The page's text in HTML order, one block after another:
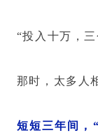
“投入十万，
那时，太多人
短短三年间，